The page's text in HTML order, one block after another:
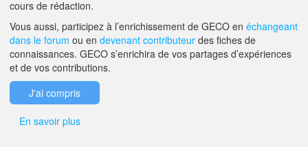
F.A.Q. NOUS CONTACTER
cours de rédaction.
Vous aussi, participez à l’enrichissement de GECO en échangeant
dans le forum ou en devenant contributeur des fiches de
connaissances. GECO s’enrichira de vos partages d’expériences
et de vos contributions.
J'ai compris
En savoir plus